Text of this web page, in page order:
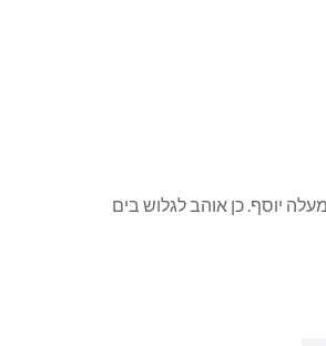
יוסף. כן אוהב לגלוש בים